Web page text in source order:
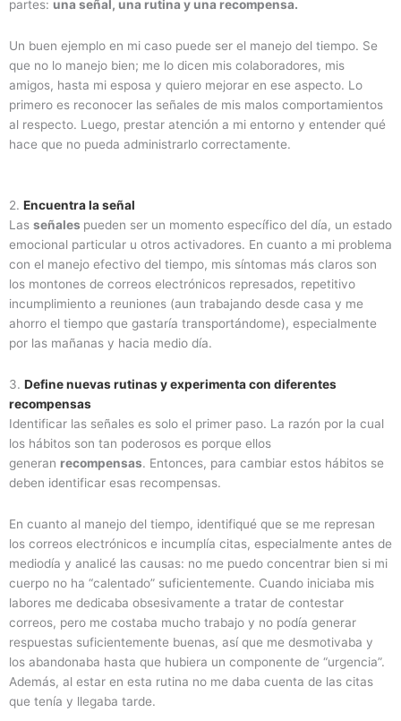
partes: una señal, una rutina y una recompensa.
Un buen ejemplo en mi caso puede ser el manejo del tiempo. Se
que no lo manejo bien; me lo dicen mis colaboradores, mis
amigos, hasta mi esposa y quiero mejorar en ese aspecto. Lo
primero es reconocer las señales de mis malos comportamientos
al respecto. Luego, prestar atención a mi entorno y entender qué
hace que no pueda administrarlo correctamente.
2. Encuentra la señal
Las señales pueden ser un momento específico del día, un estado
emocional particular u otros activadores. En cuanto a mi problema
con el manejo efectivo del tiempo, mis síntomas más claros son
los montones de correos electrónicos represados, repetitivo
incumplimiento a reuniones (aun trabajando desde casa y me
ahorro el tiempo que gastaría transportándome), especialmente
por las mañanas y hacia medio día.
3. Define nuevas rutinas y experimenta con diferentes
recompensas
Identificar las señales es solo el primer paso. La razón por la cual
los hábitos son tan poderosos es porque ellos
generan recompensas. Entonces, para cambiar estos hábitos se
deben identificar esas recompensas.
En cuanto al manejo del tiempo, identifiqué que se me represan
los correos electrónicos e incumplía citas, especialmente antes de
mediodía y analicé las causas: no me puedo concentrar bien si mi
cuerpo no ha “calentado” suficientemente. Cuando iniciaba mis
labores me dedicaba obsesivamente a tratar de contestar
correos, pero me costaba mucho trabajo y no podía generar
respuestas suficientemente buenas, así que me desmotivaba y
los abandonaba hasta que hubiera un componente de “urgencia”.
Además, al estar en esta rutina no me daba cuenta de las citas
que tenía y llegaba tarde.